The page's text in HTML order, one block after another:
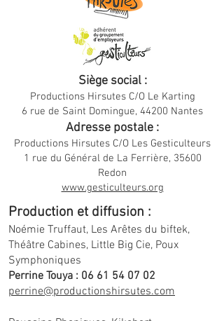
Siège social :
Productions Hirsutes C/O Le Karting
6 rue de Saint Domingue, 44200 Nantes
Adresse postale :
Productions Hirsutes C/O Les Gesticulteurs
1 rue du Général de La Ferrière, 35600
Redon
www.gesticulteurs.org
Production et diffusion :
Noémie Truffaut, Les Arêtes du biftek,
Théâtre Cabines, Little Big Cie, Poux
Symphoniques
Perrine Touya : 06 61 54 07 02
perrine@productionshirsutes.com